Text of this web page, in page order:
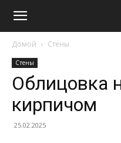
Домой Стены
Стены
Облицовка
кирпичом
25.02.2025